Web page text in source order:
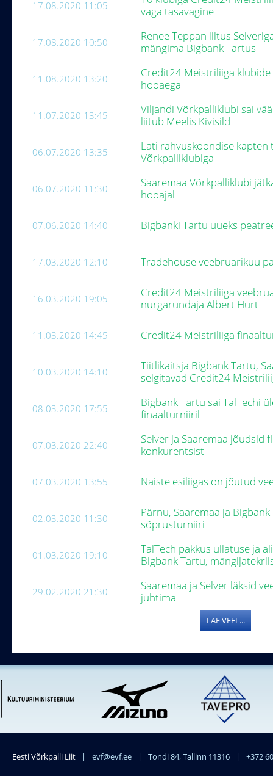
17.08.2020 11:05
väga tasavägine
17.08.2020 10:50
Renee Teppan liitus
mängima Bigbank Tartus
11.08.2020 13:20
Credit24 Meistriliiga
hooaega
11.07.2020 13:45
Viljandi Võrkpalliklubi sai
liitub Meelis Kivisild
06.07.2020 13:35
Läti rahvuskoondise kapten
Võrkpalliklubiga
06.07.2020 11:30
Saaremaa Võrkpalliklubi
hooajal
07.06.2020 14:40 Bigbanki Tartu uueks
17.03.2020 12:10 Tradehouse veebruarikuu
16.03.2020 19:05
Credit24 Meistriliiga
nurgaründaja Albert Hurt
11.03.2020 14:45 Credit24 Meistriliiga
10.03.2020 14:10
Tiitlikaitsja Bigbank Tartu,
selgitavad Credit24
08.03.2020 17:55
Bigbank Tartu sai TalTechi
finaalturniiril
07.03.2020 22:40
Selver ja Saaremaa jõudsid
konkurentsist
07.03.2020 13:55 Naiste esiliigas on jõutud
02.03.2020 11:30
Pärnu, Saaremaa ja
sõprusturniiri
01.03.2020 19:10
TalTech pakkus üllatuse ja
Bigbank Tartu,
29.02.2020 21:30
Saaremaa ja Selver läksid
juhtima
LAE VEEL...
Eesti Võrkpalli Liit | evf@evf.ee | Tondi 84, Tallinn 11316 | +372